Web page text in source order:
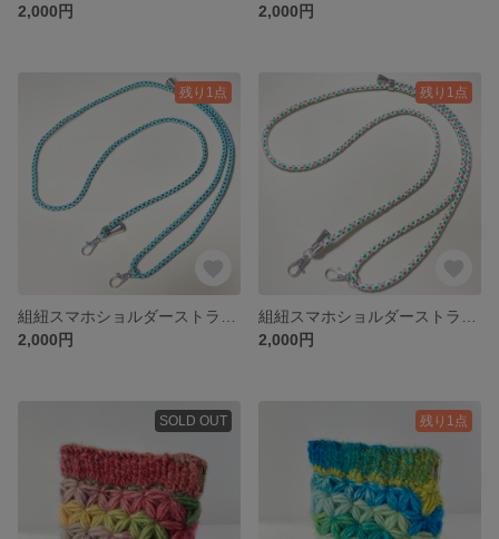
2,000円
2,000円
残り1点
2,000円
残り1点
2,000円
SOLD OUT 残り1点